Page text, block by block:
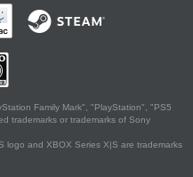
Family Mark", "PlayStation", "PS5
trademarks or trademarks of Sony
logo and XBOX Series X|S are trademarks